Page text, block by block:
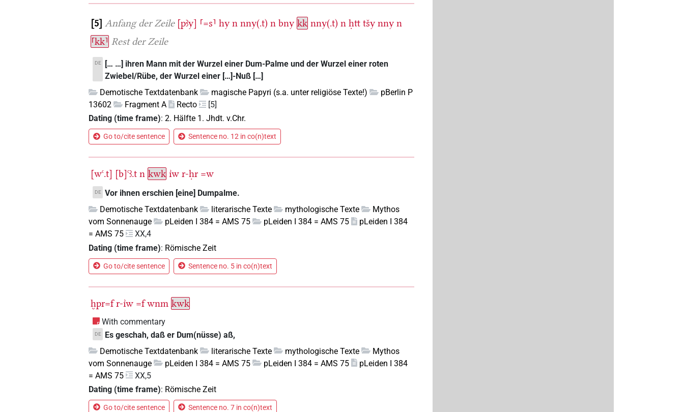
5 Anfang der Zeile [pꜣy] ⸢=s⸣ hy n nny(.t) n bny kk nny(.t) n ḥtt tšy nny n
⸢kk⸣ Rest der Zeile
DE
[… …] ihren Mann mit der Wurzel einer Dum-Palme und der Wurzel einer roten
Zwiebel/Rübe, der Wurzel einer […]-Nuß […]
Demotische Textdatenbank
magische Papyri (s.a. unter religiöse Texte!)
pBerlin P
13602
Fragment A Recto
[5]
Dating (time frame):2. Hälfte 1. Jhdt. v.Chr.
Go to/cite sentence Sentence no. 12 in co(n)text
[wꜥ.t] [b]ꜥꜣ.t n kwk ı͗w r-ḥr =w
DE Vor ihnen erschien [eine] Dumpalme.
Demotische Textdatenbank
literarische Texte mythologische Texte
Mythos
vom Sonnenauge
pLeiden I 384 = AMS 75 pLeiden I 384 = AMS 75
pLeiden I 384
= AMS 75
XX,4
Dating (time frame): Römische Zeit
Go to/cite sentence Sentence no. 5 in co(n)text
ḫpr=f r-ı͗w =f wnm kwk
With commentary
DE
Es geschah, daß er Dum(nüsse) aß,
Demotische Textdatenbank
literarische Texte mythologische Texte
Mythos
vom Sonnenauge
pLeiden I 384 = AMS 75 pLeiden I 384 = AMS 75
pLeiden I 384
= AMS 75
XX,5
Dating (time frame): Römische Zeit
Go to/cite sentence Sentence no. 7 in co(n)text